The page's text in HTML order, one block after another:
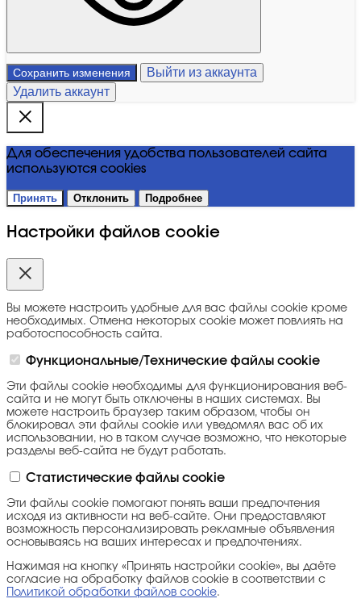
Сохранить изменения
Выйти из аккаунта
Удалить аккаунт
Для обеспечения удобства пользователей сайта
используются cookies
Принять Отклонить Подробнее
Настройки файлов cookie
Вы можете настроить удобные для вас файлы cookie кроме
необходимых. Отмена некоторых cookie может повлиять на
работоспособность сайта.
Функциональные/Технические файлы cookie
Эти файлы cookie необходимы для функционирования веб-
сайта и не могут быть отключены в наших системах. Вы
можете настроить браузер таким образом, чтобы он
блокировал эти файлы cookie или уведомлял вас об их
использовании, но в таком случае возможно, что некоторые
разделы веб-сайта не будут работать.
Статистические файлы cookie
Эти файлы cookie помогают понять ваши предпочтения
исходя из активности на веб-сайте. Они предоставляют
возможность персонализировать рекламные объявления
основываясь на ваших интересах и предпочтениях.
Нажимая на кнопку «Принять настройки cookie», вы даёте
согласие на обработку файлов cookie в соответствии с
Политикой обработки файлов cookie.